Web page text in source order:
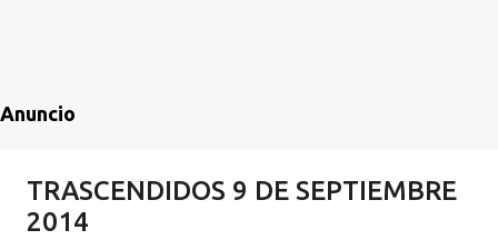
Anuncio
TRASCENDIDOS 9 DE SEPTIEMBRE
2014